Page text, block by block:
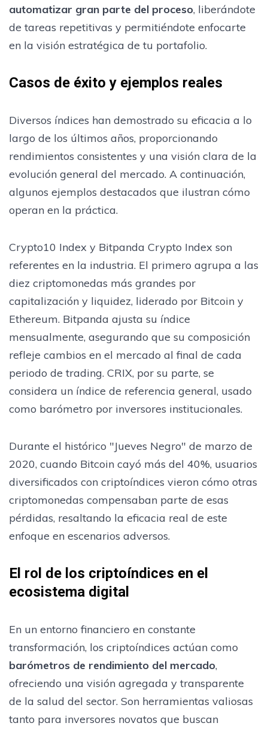
automatizar gran parte del proceso, liberándote
de tareas repetitivas y permitiéndote enfocarte
en la visión estratégica de tu portafolio.
Casos de éxito y ejemplos reales
Diversos índices han demostrado su eficacia a lo
largo de los últimos años, proporcionando
rendimientos consistentes y una visión clara de la
evolución general del mercado. A continuación,
algunos ejemplos destacados que ilustran cómo
operan en la práctica.
Crypto10 Index y Bitpanda Crypto Index son
referentes en la industria. El primero agrupa a las
diez criptomonedas más grandes por
capitalización y liquidez, liderado por Bitcoin y
Ethereum. Bitpanda ajusta su índice
mensualmente, asegurando que su composición
refleje cambios en el mercado al final de cada
periodo de trading. CRIX, por su parte, se
considera un índice de referencia general, usado
como barómetro por inversores institucionales.
Durante el histórico "Jueves Negro" de marzo de
2020, cuando Bitcoin cayó más del 40%, usuarios
diversificados con criptoíndices vieron cómo otras
criptomonedas compensaban parte de esas
pérdidas, resaltando la eficacia real de este
enfoque en escenarios adversos.
El rol de los criptoíndices en el
ecosistema digital
En un entorno financiero en constante
transformación, los criptoíndices actúan como
barómetros de rendimiento del mercado,
ofreciendo una visión agregada y transparente
de la salud del sector. Son herramientas valiosas
tanto para inversores novatos que buscan